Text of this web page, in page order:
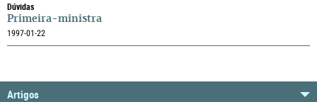
Dúvidas
Primeira-ministra
1997-01-22
Artigos